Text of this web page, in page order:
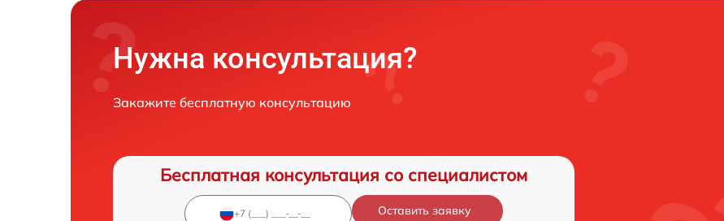
Нужна консультация?
Закажите бесплатную консультацию
Бесплатная консультация со специалистом
Оставить заявку